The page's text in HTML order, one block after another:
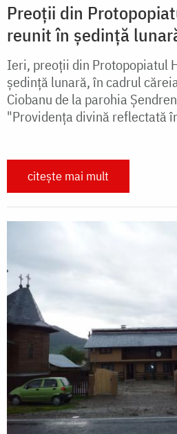
Preoții din
reunit în ședință
Ieri, preoții din Protopopiatul
ședință lunară, în cadrul
Ciobanu de la parohia
"Providența divină reflectată
citește mai mult